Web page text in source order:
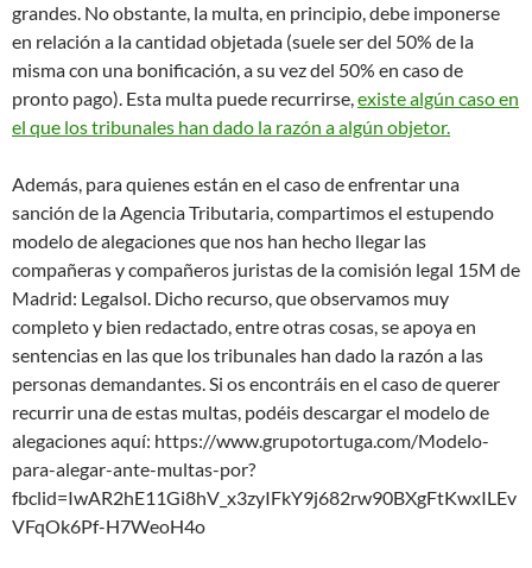
grandes. No obstante, la multa, en principio, debe imponerse
en relación a la cantidad objetada (suele ser del 50% de la
misma con una bonificación, a su vez del 50% en caso de
pronto pago). Esta multa puede recurrirse,existe algún caso en
el que los tribunales han dado la razón a algún objetor.
Además, para quienes están en el caso de enfrentar una
sanción de la Agencia Tributaria, compartimos el estupendo
modelo de alegaciones que nos han hecho llegar las
compañeras y compañeros juristas de la comisión legal 15M de
Madrid: Legalsol. Dicho recurso, que observamos muy
completo y bien redactado, entre otras cosas, se apoya en
sentencias en las que los tribunales han dado la razón a las
personas demandantes. Si os encontráis en el caso de querer
recurrir una de estas multas, podéis descargar el modelo de
alegaciones aquí: https://www.grupotortuga.com/Modelo-
para-alegar-ante-multas-por?
fbclid=IwAR2hE11Gi8hV_x3zyIFkY9j682rw90BXgFtKwxILEv
VFqOk6Pf-H7WeoH4o